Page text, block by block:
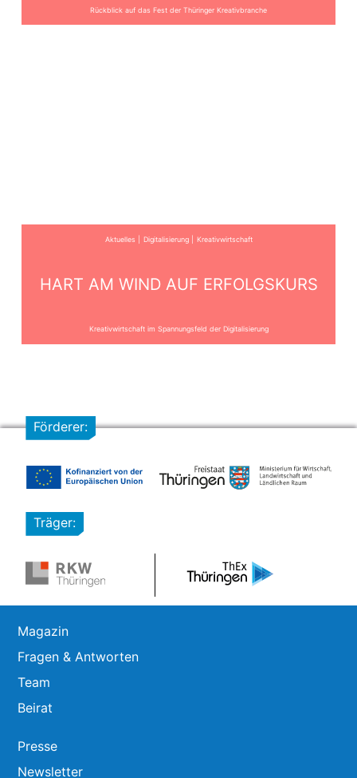
Rückblick auf das Fest der Thüringer Kreativbranche
Aktuelles Digitalisierung Kreativwirtschaft
HART AM WIND AUF ERFOLGSKURS
Kreativwirtschaft im Spannungsfeld der Digitalisierung
Träger:
Förderer:
Magazin
Fragen & Antworten
Team
Beirat
Presse
Newsletter